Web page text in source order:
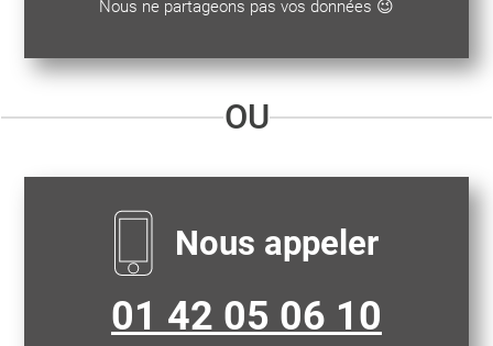
Nous ne partageons pas vos données 😉
OU
Nous appeler
01 42 05 06 10